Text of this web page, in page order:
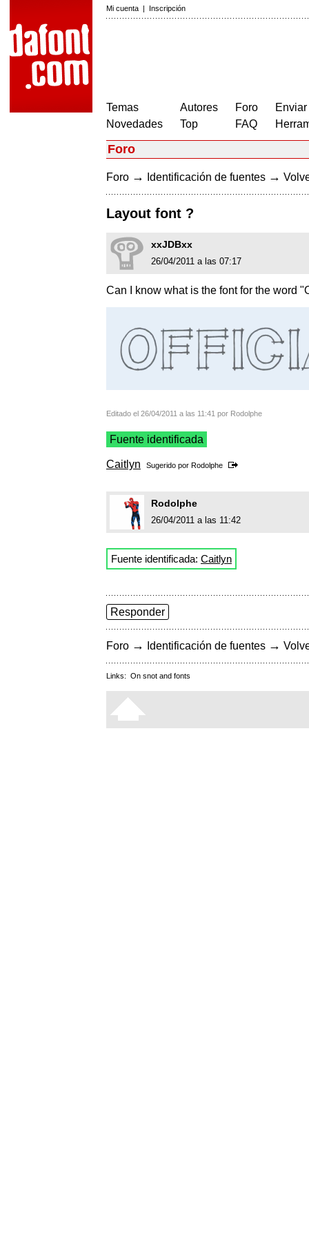
Mi cuenta | Inscripción
Temas
Novedades
Autores
Top
Foro
FAQ
Foro
Foro → Identificación de fuentes →
Layout font ?
xxJDBxx
26/04/2011 a las 07:17
Can I know what is the font for the word
Editado el 26/04/2011 a las 11:41 por Rodolphe
Fuente identificada
Caitlyn Sugerido por Rodolphe
Rodolphe
26/04/2011 a las 11:42
Fuente identificada: Caitlyn
Responder
Foro → Identificación de fuentes →
Links: On snot and fonts